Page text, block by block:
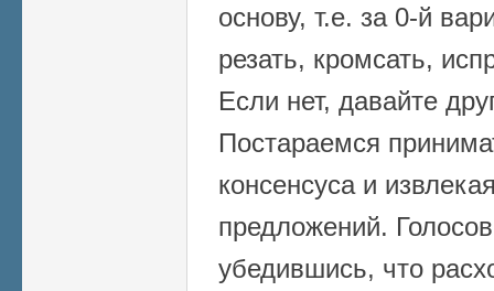
основу, т.е. за 0-й
резать, кромсать,
Если нет, давайте
Постараемся
консенсуса и
предложений.
убедившись, что